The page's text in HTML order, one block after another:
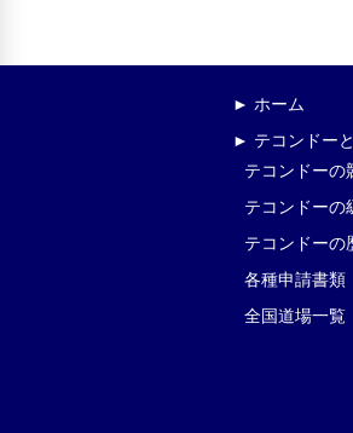
► ホーム
► テコンドー
テコンドーの
テコンドーの
テコンドーの
各種申請書類
全国道場一覧